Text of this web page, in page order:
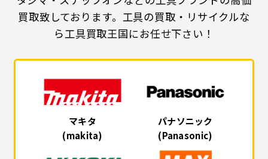
買取致しております。工具の買取・リサイクルな
ら工具買取王国にお任せ下さい！
マキタ
(makita)
パナソニック
(Panasonic)